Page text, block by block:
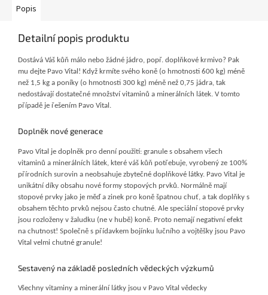
Popis
Detailní popis produktu
Dostává Váš kůň málo nebo žádné jádro, popř. doplňkové krmivo? Pak
mu dejte Pavo Vital! Když krmíte svého koně (o hmotnosti 600 kg) méně
než 1,5 kg a poníky (o hmotnosti 300 kg) méně než 0,75 jádra, tak
nedostávají dostatečné množství vitaminů a minerálních látek. V tomto
případě je řešením Pavo Vital.
Doplněk nové generace
Pavo Vital je doplněk pro denní použití: granule s obsahem všech
vitaminů a minerálních látek, které váš kůň potřebuje, vyrobený ze 100%
přírodních surovin a neobsahuje zbytečné doplňkové látky. Pavo Vital je
unikátní díky obsahu nové formy stopových prvků. Normálně mají
stopové prvky jako je měď a zinek pro koně špatnou chuť, a tak doplňky s
obsahem těchto prvků nejsou často chutné. Ale speciální stopové prvky
jsou rozloženy v žaludku (ne v hubě) koně. Proto nemají negativní efekt
na chutnost! Společně s přídavkem bojínku lučního a vojtěšky jsou Pavo
Vital velmi chutné granule!
Sestavený na základě posledních vědeckých výzkumů
Všechny vitaminy a minerální látky jsou v Pavo Vital vědecky